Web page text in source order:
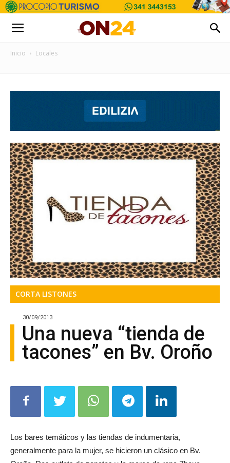
Inicio Locales
CORTA LISTONES
30/09/2013
Una nueva “tienda de
tacones” en Bv. Oroño
Los bares temáticos y las tiendas de indumentaria,
generalmente para la mujer, se hicieron un clásico en Bv.